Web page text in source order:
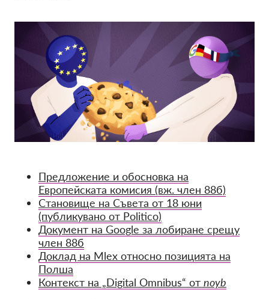
Предложение и обосновка на
Европейската комисия (вж. член 88б)
Становище на Съвета от 18 юни
(публикувано от Politico)
Документ на Google за лобиране срещу
член 88б
Доклад на Mlex относно позицията на
Полша
Контекст на „Digital Omnibus“ от noyb